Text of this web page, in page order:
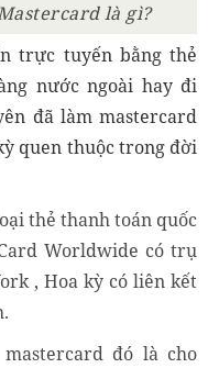
là gì?
trực tuyến bằng thẻ
nước ngoài hay đi
đã làm mastercard
quen thuộc trong đời
thẻ thanh toán quốc
Worldwide có trụ
, Hoa kỳ có liên kết
đó là cho